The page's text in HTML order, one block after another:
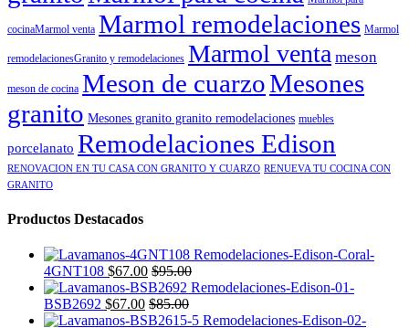
cocinaMarmol venta Marmol remodelaciones Marmol
remodelacionesGranito y remodelaciones Marmol venta meson
meson de cocina Meson de cuarzoMesones
granito Mesones granito granito remodelaciones muebles
porcelanato Remodelaciones Edison
RENOVACION EN TU CASA CON GRANITO Y CUARZO RENUEVA TU COCINA CON
GRANITO
Productos Destacados
4GNT108 $67.00 $95.00
BSB2692 $67.00 $85.00